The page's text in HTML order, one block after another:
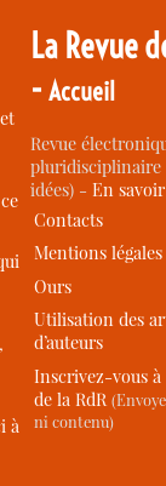
à
La Revue
-Accueil
Revue
idées) -En
Contacts
Mentions légales
Ours
Utilisation des
d’auteurs
Inscrivez-vous
de la RdR
ni contenu)